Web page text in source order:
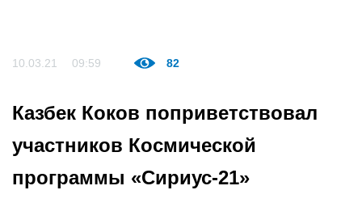
10.03.21 09:59 82
Казбек Коков поприветствовал
участников Космической
программы «Сириус-21»